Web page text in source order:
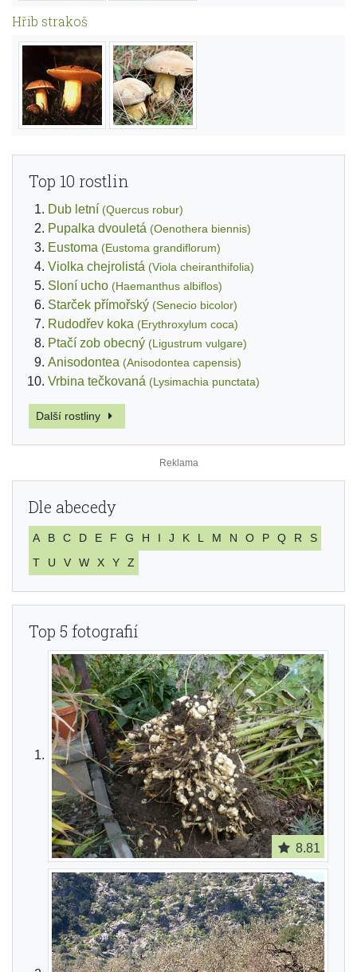
Hřib strakoš
Top 10 rostlin
Dub letní (Quercus robur)
Pupalka dvouletá (Oenothera biennis)
Eustoma (Eustoma grandiflorum)
Violka chejrolistá (Viola cheiranthifolia)
Sloní ucho (Haemanthus albiflos)
Starček přímořský (Senecio bicolor)
Rudodřev koka (Erythroxylum coca)
Ptačí zob obecný (Ligustrum vulgare)
Anisodontea (Anisodontea capensis)
Vrbina tečkovaná (Lysimachia punctata)
Další rostliny
Dle abecedy
A B C D E F G H I J K L M N O P Q R
S
T
U V W X Y Z
Top 5 fotografií
8.81